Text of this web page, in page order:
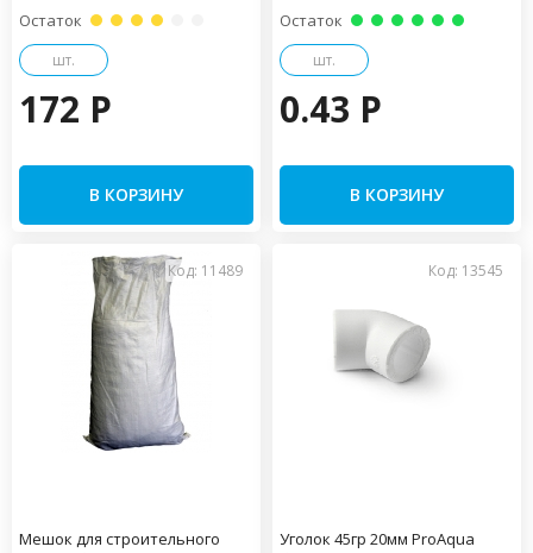
Остаток
шт.
172 P
В КОРЗИНУ
Остаток
шт.
0.43 P
В КОРЗИНУ
Код: 11489
Мешок для строительного
Код: 13545
Уголок 45гр 20мм ProAqua